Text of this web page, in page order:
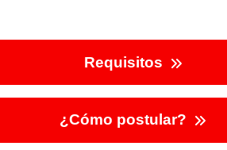
Requisitos
¿Cómo postular?